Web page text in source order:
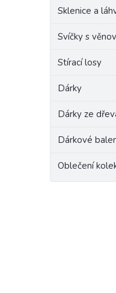
Sklenice a
Svíčky s
Stírací losy
Dárky
Dárky ze
Dárkové
Oblečení